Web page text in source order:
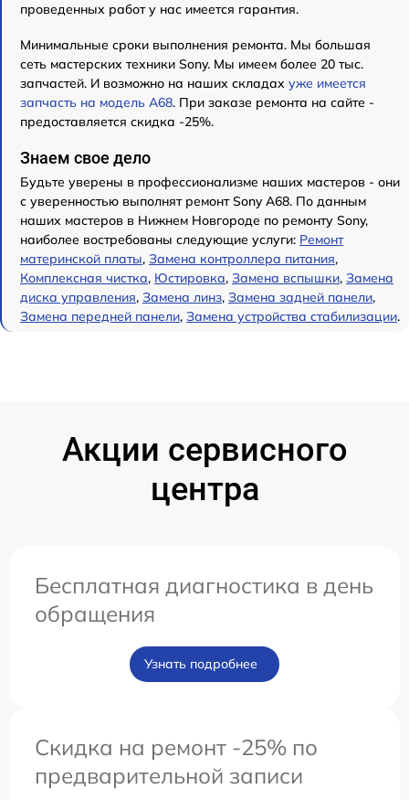
проведенных работ у нас имеется гарантия.
Минимальные сроки выполнения ремонта. Мы большая
сеть мастерских техники Sony. Мы имеем более 20 тыс.
запчастей. И возможно на наших складах уже имеется
запчасть на модель A68. При заказе ремонта на сайте -
предоставляется скидка -25%.
Знаем свое дело
Будьте уверены в профессионализме наших мастеров - они
с уверенностью выполнят ремонт Sony A68. По данным
наших мастеров в Нижнем Новгороде по ремонту Sony,
наиболее востребованы следующие услуги: Ремонт
материнской платы, Замена контроллера питания,
Комплексная чистка, Юстировка, Замена вспышки, Замена
диска управления, Замена линз, Замена задней панели,
Замена передней панели, Замена устройства стабилизации.
Акции сервисного
центра
Бесплатная диагностика в день
обращения
Узнать подробнее
Скидка на ремонт -25% по
предварительной записи